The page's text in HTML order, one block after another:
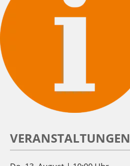
VERANSTALTUNGEN